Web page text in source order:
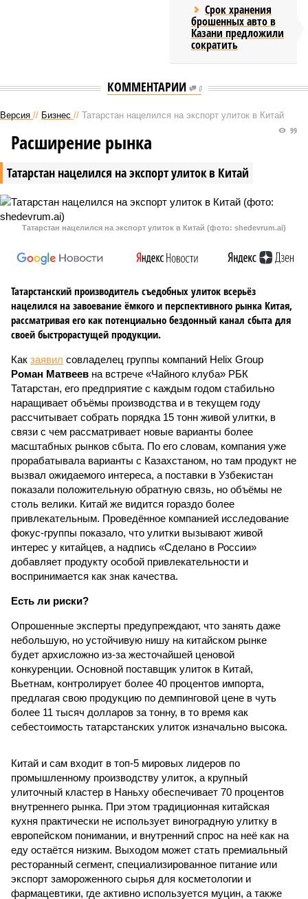
Срок хранения
брошенных авто в
Казани предложили
сократить
КОММЕНТАРИИ 0
Версия // Бизнес // Татарстан нацелился на экспорт улиток в Китай
Татарстан нацелился на экспорт улиток в Китай
99
Расширение рынка
Татарстан нацелился на экспорт улиток в Китай (фото: shedevrum.ai)
Татарстанский производитель съедобных улиток всерьёз
нацелился на завоевание ёмкого и перспективного рынка Китая,
рассматривая его как потенциально бездонный канал сбыта для
своей быстрорастущей продукции.
Как заявил совладелец группы компаний Helix Group
Роман Матвеев на встрече «Чайного клуба» РБК
Татарстан, его предприятие с каждым годом стабильно
наращивает объёмы производства и в текущем году
рассчитывает собрать порядка 15 тонн живой улитки, в
связи с чем рассматривает новые варианты более
масштабных рынков сбыта. По его словам, компания уже
прорабатывала варианты с Казахстаном, но там продукт не
вызвал ожидаемого интереса, а поставки в Узбекистан
показали положительную обратную связь, но объёмы не
столь велики. Китай же видится гораздо более
привлекательным. Проведённое компанией исследование
фокус-группы показало, что улитки вызывают живой
интерес у китайцев, а надпись «Сделано в России»
добавляет продукту особой привлекательности и
воспринимается как знак качества.
Есть ли риски?
Опрошенные эксперты предупреждают, что занять даже
небольшую, но устойчивую нишу на китайском рынке
будет архисложно из-за жесточайшей ценовой
конкуренции. Основной поставщик улиток в Китай,
Вьетнам, контролирует более 40 процентов импорта,
предлагая свою продукцию по демпинговой цене в чуть
более 11 тысяч долларов за тонну, в то время как
себестоимость татарстанских улиток изначально высока.
Китай и сам входит в топ-5 мировых лидеров по
промышленному производству улиток, а крупный
улиточный кластер в Наньху обеспечивает 70 процентов
внутреннего рынка. При этом традиционная китайская
кухня практически не использует виноградную улитку в
европейском понимании, и внутренний спрос на неё как на
еду остаётся низким. Выходом может стать премиальный
ресторанный сегмент, специализированное питание или
экспорт замороженного сырья для косметологии и
фармацевтики, где активно используется муцин, а также